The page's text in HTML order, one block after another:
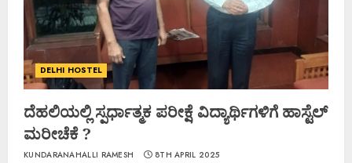
DELHI HOSTEL
ದೆಹಲಿಯಲ್ಲಿ ಸ್ಪರ್ಧಾತ್ಮಕ ಪರೀಕ್ಷೆ ವಿದ್ಯಾರ್ಥಿಗಳಿಗೆ ಹಾಸ್ಟೆಲ್
ಮರೀಚೆಕೆ ?
KUNDARANAHALLI RAMESH 8TH APRIL 2025